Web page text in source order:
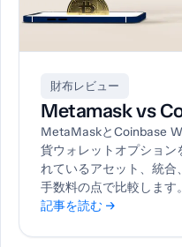
財布レビュー
Metamask vs
MetaMaskとCoinbase
貨ウォレットオプション
れているアセット、統合
手数料の点で比較します。
記事を読む →